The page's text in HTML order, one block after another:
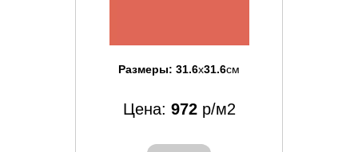
Размеры: 31.6x31.6см
Цена: 972р/м2